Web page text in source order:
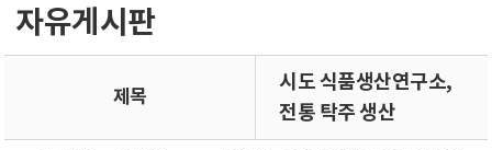
자유게시판
제목
시도 식품생산연구소,
전통 탁주 생산